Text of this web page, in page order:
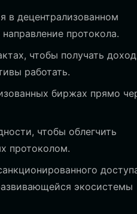
в децентрализованном
протокола.
чтобы получать
работать.
биржах прямо
чтобы облегчить
протоколом.
экосистемы